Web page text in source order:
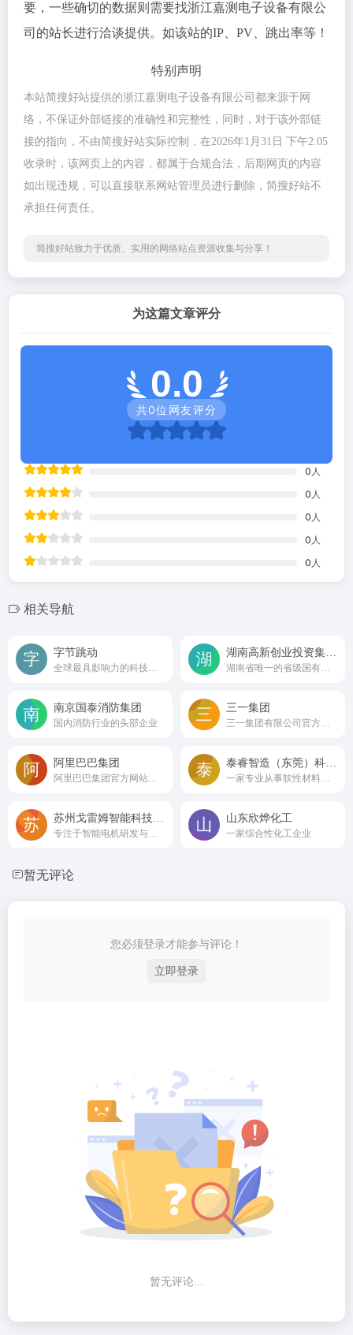
要，一些确切的数据则需要找浙江嘉测电子设备有限公
司的站长进行洽谈提供。如该站的IP、PV、跳出率等！
特别声明
本站简搜好站提供的浙江嘉测电子设备有限公司都来源于网
络，不保证外部链接的准确性和完整性，同时，对于该外部链
接的指向，不由简搜好站实际控制，在2026年1月31日 下午2:05
收录时，该网页上的内容，都属于合规合法，后期网页的内容
如出现违规，可以直接联系网站管理员进行删除，简搜好站不
承担任何责任。
简搜好站致力于优质、实用的网络站点资源收集与分享！
为这篇文章评分
0.0
共0位网友评分
0 人
0 人
0 人
0 人
0 人
相关导航
字节跳动
南京国泰消防集团
国内消防行业的头部企业
三一集团
阿里巴巴集团
山东欣烨化工
一家综合性化工企业
暂无评论
您必须登录才能参与评论！
立即登录
暂无评论...